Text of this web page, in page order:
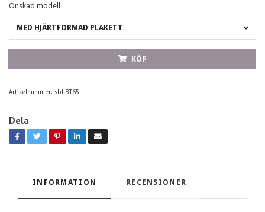
Önskad modell
MED HJÄRTFORMAD PLAKETT
KÖP
Artikelnummer: sbhBT65
Dela
INFORMATION RECENSIONER